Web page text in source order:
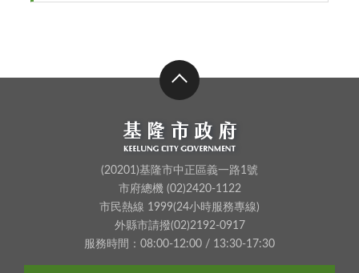
(20201)基隆市中正區義一路1號
市府總機 (02)2420-1122
市民熱線 1999(24小時服務專線)
外縣市請撥(02)2192-0917
服務時間：08:00-12:00 / 13:30-17:30